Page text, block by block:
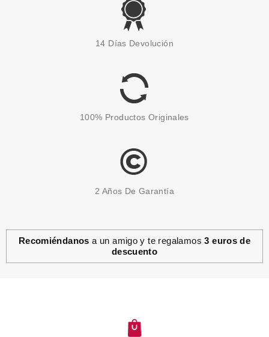
MAYBELLINE
ESMALTE DE UÑAS 735 GOLD
1.50€
MAYBELLINE
1.18€
14 Días Devolución
100% Productos Originales
2 Años De Garantía
Recomiéndanos a un amigo y te regalamos3 euros de
descuento